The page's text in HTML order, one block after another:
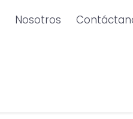
Nosotros